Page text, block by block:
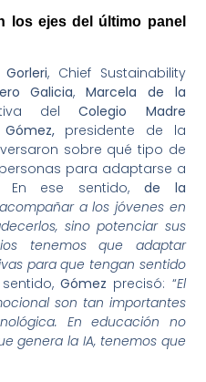
los ejes del último panel
, Chief Sustainability
Galicia,Marcela de la
delColegio Madre
presidente de la
sobre qué tipo de
para adaptarse a
En ese sentido, de la
a los jóvenes en
sino potenciar sus
tenemos que adaptar
para que tengan sentido
sentido,Gómez precisó: “El
son tan importantes
En educación no
genera la IA, tenemos que